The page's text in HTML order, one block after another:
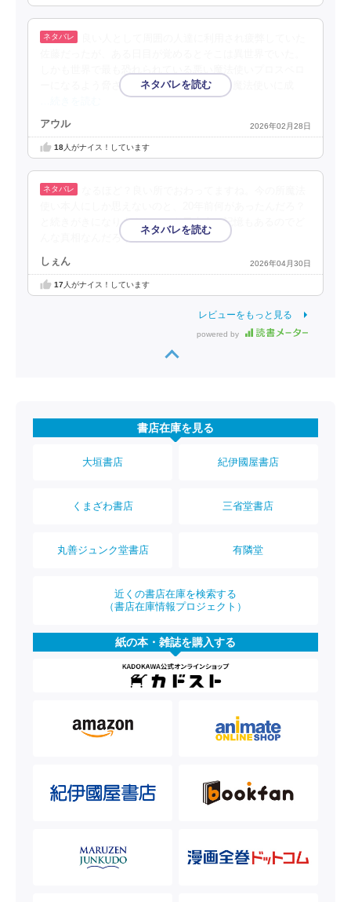
ーになるよう脅されてしまい...な話。悪い魔法使いに成
アウル 2026年02月28日
18人がナイス！しています
と続きがきになりますね。でも日本人の記憶もあるのでど
んな真相なんだろうなと
しぇん 2026年04月30日
17人がナイス！しています
レビューをもっと見る
powered by
書店在庫を見る
大垣書店 紀伊國屋書店
くまざわ書店 三省堂書店
丸善ジュンク堂書店 有隣堂
近くの書店在庫を検索する
（書店在庫情報プロジェクト）
紙の本・雑誌を購入する